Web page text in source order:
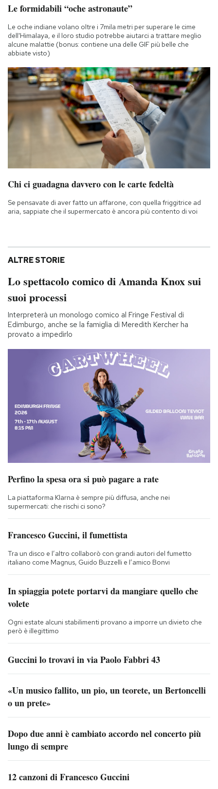
Le formidabili “oche astronaute”
Le oche indiane volano oltre i 7mila metri per superare le cime
dell'Himalaya, e il loro studio potrebbe aiutarci a trattare meglio
alcune malattie (bonus: contiene una delle GIF più belle che
abbiate visto)
Chi ci guadagna davvero con le carte fedeltà
Se pensavate di aver fatto un affarone, con quella friggitrice ad
aria, sappiate che il supermercato è ancora più contento di voi
ALTRE STORIE
Lo spettacolo comico di Amanda Knox sui
suoi processi
Interpreterà un monologo comico al Fringe Festival di
Edimburgo, anche se la famiglia di Meredith Kercher ha
provato a impedirlo
Perfino la spesa ora si può pagare a rate
La piattaforma Klarna è sempre più diffusa, anche nei
supermercati: che rischi ci sono?
Francesco Guccini, il fumettista
Tra un disco e l’altro collaborò con grandi autori del fumetto
italiano come Magnus, Guido Buzzelli e l’amico Bonvi
In spiaggia potete portarvi da mangiare quello che
volete
Ogni estate alcuni stabilimenti provano a imporre un divieto che
però è illegittimo
Guccini lo trovavi in via Paolo Fabbri 43
«Un musico fallito, un pio, un teorete, un Bertoncelli
o un prete»
Dopo due anni è cambiato accordo nel concerto più
lungo di sempre
12 canzoni di Francesco Guccini